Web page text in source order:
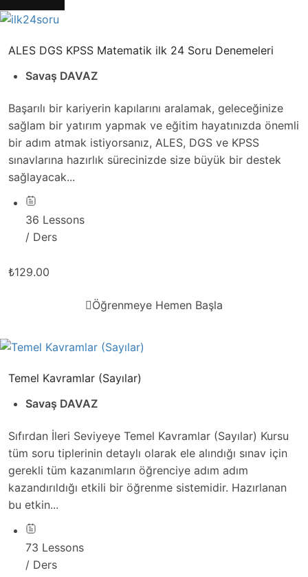
ALES DGS KPSS Matematik ilk 24 Soru Denemeleri
Savaş DAVAZ
Başarılı bir kariyerin kapılarını aralamak, geleceğinize
sağlam bir yatırım yapmak ve eğitim hayatınızda önemli
bir adım atmak istiyorsanız, ALES, DGS ve KPSS
sınavlarına hazırlık sürecinizde size büyük bir destek
sağlayacak...
36 Lessons
/ Ders
₺129.00
Öğrenmeye Hemen Başla
Temel Kavramlar (Sayılar)
Savaş DAVAZ
Sıfırdan İleri Seviyeye Temel Kavramlar (Sayılar) Kursu
tüm soru tiplerinin detaylı olarak ele alındığı sınav için
gerekli tüm kazanımların öğrenciye adım adım
kazandırıldığı etkili bir öğrenme sistemidir. Hazırlanan
bu etkin...
73 Lessons
/ Ders